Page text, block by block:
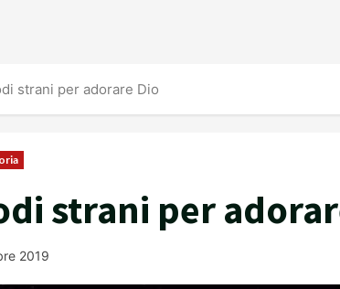
strani per adorare Dio
strani per
2019